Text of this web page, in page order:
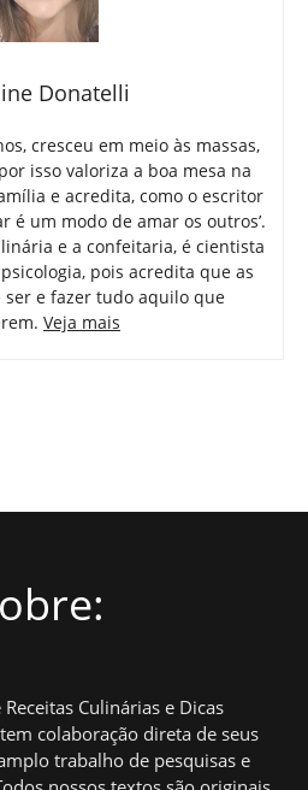
Donatelli
cresceu em meio às massas,
isso valoriza a boa mesa na
e acredita, como o escritor
é um modo de amar os outros’.
e a confeitaria, é cientista
pois acredita que as
e fazer tudo aquilo que
Veja mais
Culinárias e Dicas
colaboração direta de seus
trabalho de pesquisas e